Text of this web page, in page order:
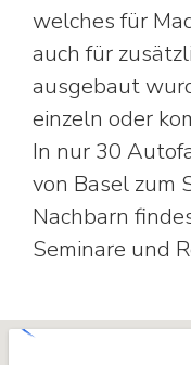
welches für
auch für
ausgebaut
einzeln oder
In nur 30
von Basel zum
Nachbarn
Seminare und